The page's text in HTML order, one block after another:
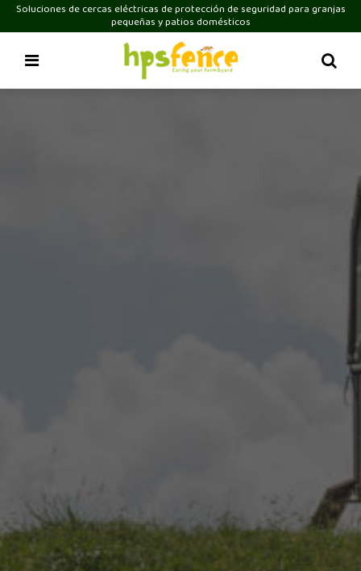
Soluciones de cercas eléctricas de protección de seguridad para granjas
pequeñas y patios domésticos